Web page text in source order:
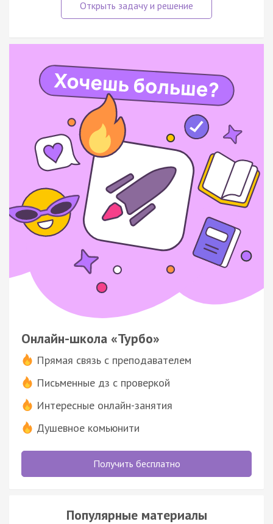
Онлайн-школа «Турбо»
Прямая связь с преподавателем
Письменные дз с проверкой
Интересные онлайн-занятия
Душевное комьюнити
Получить бесплатно
Популярные материалы